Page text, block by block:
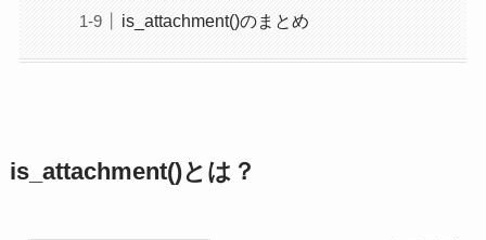
is_attachment()のまとめ
is_attachment()とは？